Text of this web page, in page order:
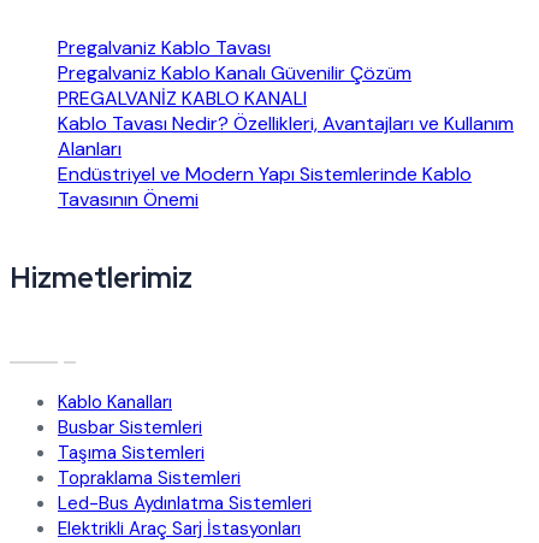
Pregalvaniz Kablo Tavası
Pregalvaniz Kablo Kanalı Güvenilir Çözüm
PREGALVANİZ KABLO KANALI
Kablo Tavası Nedir? Özellikleri, Avantajları ve Kullanım
Alanları
Endüstriyel ve Modern Yapı Sistemlerinde Kablo
Tavasının Önemi
Hizmetlerimiz
Kablo Kanalları
Busbar Sistemleri
Taşıma Sistemleri
Topraklama Sistemleri
Led-Bus Aydınlatma Sistemleri
Elektrikli Araç Sarj İstasyonları